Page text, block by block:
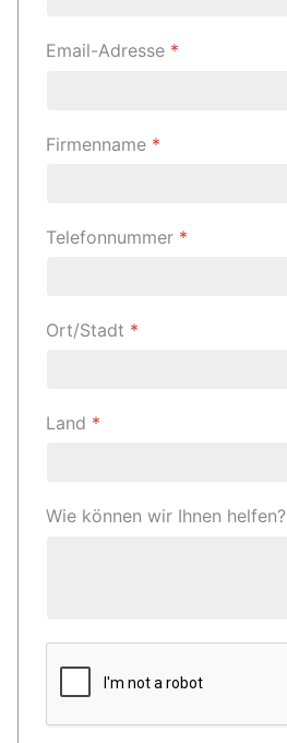
Email-Adresse *
Firmenname *
Telefonnummer *
Ort/Stadt *
Land *
Wie können wir Ihnen helfen?